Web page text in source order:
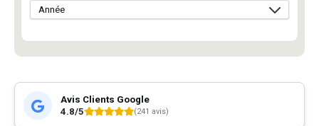
Avis Clients Google
4.8/5
(241 avis)